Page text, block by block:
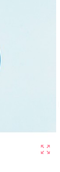
zoom_out_map